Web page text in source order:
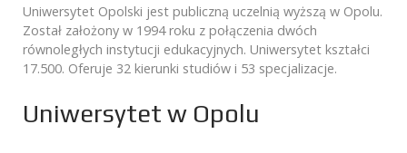
Uniwersytet Opolski jest publiczną uczelnią wyższą w Opolu.
Został założony w 1994 roku z połączenia dwóch
równoległych instytucji edukacyjnych. Uniwersytet kształci
17.500. Oferuje 32 kierunki studiów i 53 specjalizacje.
Uniwersytet w Opolu